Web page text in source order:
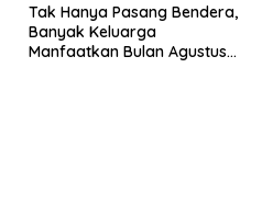
Tak Hanya Pasang Bendera,
Banyak Keluarga
Manfaatkan Bulan Agustus